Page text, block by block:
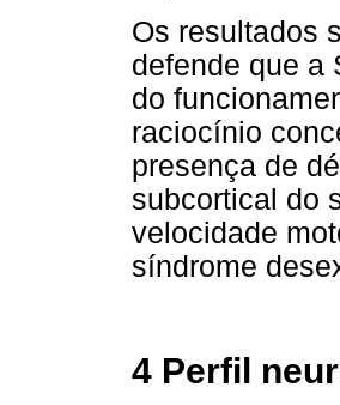
Os resultados
defende que a
do
raciocínio
presença de
subcortical do
velocidade
síndrome
4 Perfil